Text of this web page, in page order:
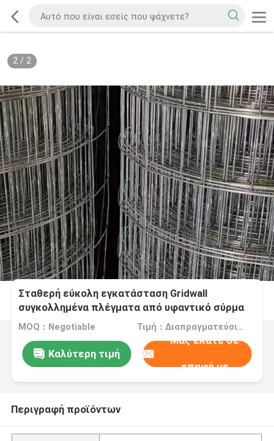
2/ 2
Σταθερή εύκολη εγκατάσταση Gridwall
συγκολλημένα πλέγματα από υφαντικό σύρμα
σε εφαρμογές γύψου
MOQ：Negotiable Τιμή：Διαπραγματεύσιμα
Καλύτερη τιμή
Μας ελάτε σε
επαφή με
Περιγραφή προϊόντων